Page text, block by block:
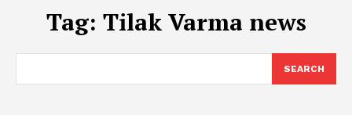
Tag: Tilak Varma news
SEARCH